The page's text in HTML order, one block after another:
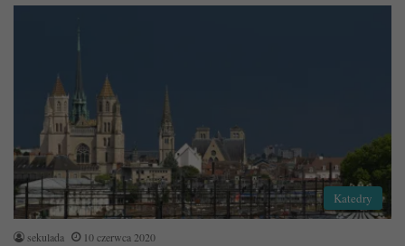
Katedry
sekulada 10 czerwca 2020